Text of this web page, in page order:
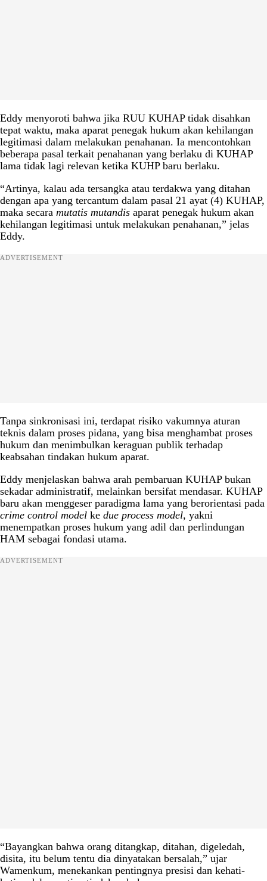
Eddy menyoroti bahwa jika RUU KUHAP tidak disahkan
tepat waktu, maka aparat penegak hukum akan kehilangan
legitimasi dalam melakukan penahanan. Ia mencontohkan
beberapa pasal terkait penahanan yang berlaku di KUHAP
lama tidak lagi relevan ketika KUHP baru berlaku.
“Artinya, kalau ada tersangka atau terdakwa yang ditahan
dengan apa yang tercantum dalam pasal 21 ayat (4) KUHAP,
maka secara mutatis mutandis aparat penegak hukum akan
kehilangan legitimasi untuk melakukan penahanan,” jelas
Eddy.
ADVERTISEMENT
Tanpa sinkronisasi ini, terdapat risiko vakumnya aturan
teknis dalam proses pidana, yang bisa menghambat proses
hukum dan menimbulkan keraguan publik terhadap
keabsahan tindakan hukum aparat.
Eddy menjelaskan bahwa arah pembaruan KUHAP bukan
sekadar administratif, melainkan bersifat mendasar. KUHAP
baru akan menggeser paradigma lama yang berorientasi pada
crime control model ke due process model, yakni
menempatkan proses hukum yang adil dan perlindungan
HAM sebagai fondasi utama.
ADVERTISEMENT
“Bayangkan bahwa orang ditangkap, ditahan, digeledah,
disita, itu belum tentu dia dinyatakan bersalah,” ujar
Wamenkum, menekankan pentingnya presisi dan kehati-